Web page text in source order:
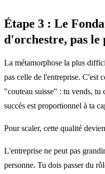
Étape 3 : Le
d'orchestre, pas
La métamorphose la plus
pas celle de l'entreprise. C'est
"couteau suisse" : tu vends, tu
succès est proportionnel à ta
Pour scaler, cette qualité
L'entreprise ne peut pas
personne. Tu dois passer du